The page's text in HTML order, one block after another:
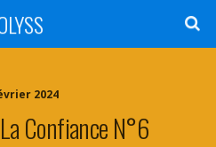
2024
Confiance N°6